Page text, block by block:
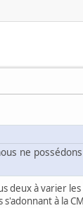
ne
deux à varier
à la